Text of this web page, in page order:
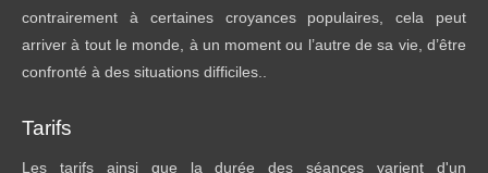
contrairement à certaines croyances populaires, cela peut
arriver à tout le monde, à un moment ou l’autre de sa vie, d’être
confronté à des situations difficiles..
Tarifs
Les tarifs ainsi que la durée des séances varient d'un